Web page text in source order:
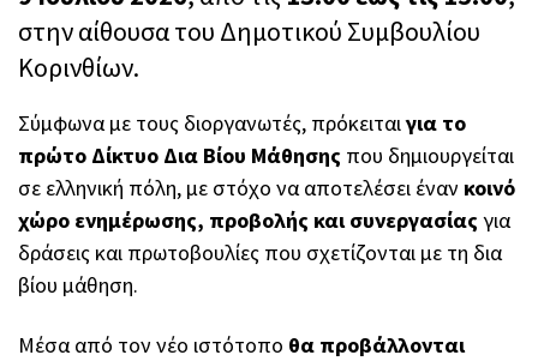
στην αίθουσα του Δημοτικού Συμβουλίου
Κορινθίων.
Σύμφωνα με τους διοργανωτές, πρόκειταιγια το
πρώτο Δίκτυο Δια Βίου Μάθησης που δημιουργείται
σε ελληνική πόλη, με στόχο να αποτελέσει έναν κοινό
χώρο ενημέρωσης, προβολής και συνεργασίας για
δράσεις και πρωτοβουλίες που σχετίζονται με τη δια
βίου μάθηση.
Μέσα από τον νέο ιστότοπο θα προβάλλονται